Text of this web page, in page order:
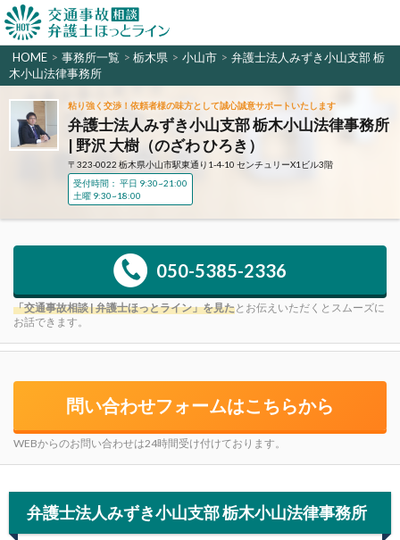
HOME > 事務所一覧 > 栃木県 > 小山市 > 弁護士法人みずき小山支部 栃
木小山法律事務所
粘り強く交渉！依頼者様の味方として誠心誠意サポートいたします
弁護士法人みずき小山支部 栃木小山法律事務所
| 野沢 大樹（のざわ ひろき）
〒323-0022 栃木県小山市駅東通り1-4-10 センチュリーX1ビル3階
受付時間： 平日 9:30~21:00
土曜 9:30~18:00
050-5385-2336
「交通事故相談 | 弁護士ほっとライン」を見たとお伝えいただくとスムーズに
お話できます。
問い合わせフォームはこちらから
WEBからのお問い合わせは24時間受け付けております。
弁護士法人みずき小山支部 栃木小山法律事務所